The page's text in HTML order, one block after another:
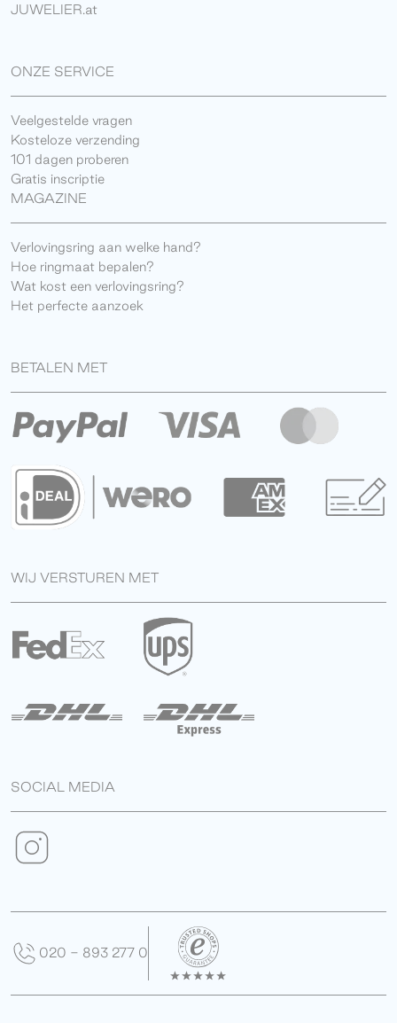
JUWELIER.at
ONZE SERVICE
Veelgestelde vragen
Kosteloze verzending
101 dagen proberen
Gratis inscriptie
MAGAZINE
Verlovingsring aan welke hand?
Hoe ringmaat bepalen?
Wat kost een verlovingsring?
Het perfecte aanzoek
BETALEN MET
WIJ VERSTUREN MET
SOCIAL MEDIA
020 - 893 277 0